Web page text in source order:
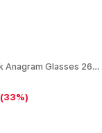
[로에베] Black Anagram Glasses 261677M133013
(33%)